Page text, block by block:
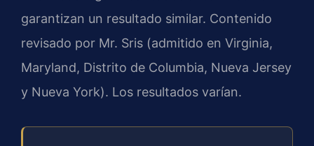
garantizan un resultado similar. Contenido
revisado por Mr. Sris (admitido en Virginia,
Maryland, Distrito de Columbia, Nueva Jersey
y Nueva York). Los resultados varían.